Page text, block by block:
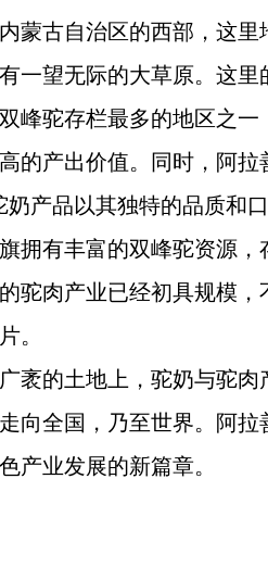
古自治区的西部，这里
一望无际的大草原。这
驼存栏最多的地区之一
的产出价值。同时，阿
奶产品以其独特的品质和
有丰富的双峰驼资源，
驼肉产业已经初具规模
。
的土地上，驼奶与驼肉
向全国，乃至世界。阿
产业发展的新篇章。